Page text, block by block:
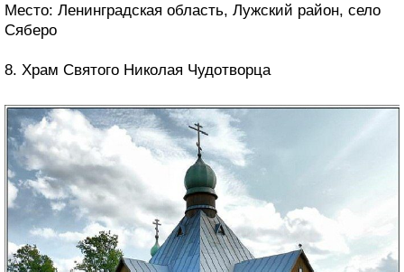
Место: Ленинградская область, Лужский район, село
Сяберо
8. Храм Святого Николая Чудотворца